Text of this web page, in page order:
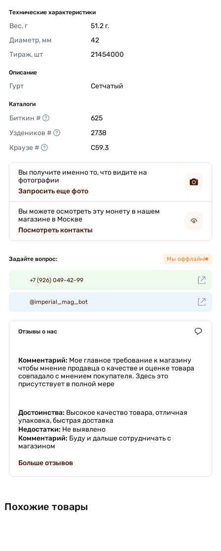
Технические характеристики
Вес, г
51.2 г.
Диаметр, мм
42
Тираж, шт
21454000
Описание
Гурт Сетчатый
Каталоги
Биткин #
625
Уздеников #
2738
Краузе #
C59.3
Вы получите именно то, что видите на
фотографии
Запросить еще фото
Вы можете осмотреть эту монету в нашем
магазине в Москве
Посмотреть контакты
Задайте вопрос: Мы оффлайн!
+7 (926) 049-42-99
@imperial_mag_bot
Отзывы о нас
Комментарий: Мое главное требование к магазину
чтобы мнение продавца о качестве и оценке товара
совпадало с мнением покупателя. Здесь это
присутствует в полной мере
Достоинства: Высокое качество товара, отличная
упаковка, быстрая доставка
Недостатки: Не выявлено
Комментарий: Буду и дальше сотрудничать с
магазином
Больше отзывов
Похожие товары